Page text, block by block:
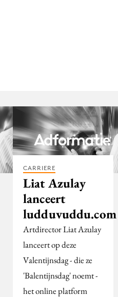
CARRIERE
Liat Azulay
lanceert
ludduvuddu.com
Artdirector Liat Azulay
lanceert op deze
Valentijnsdag - die ze
'Balentijnsdag' noemt -
het online platform